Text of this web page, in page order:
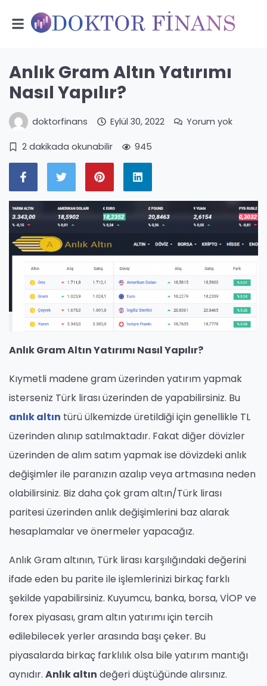
Anlık Gram Altın Yatırımı
Nasıl Yapılır?
doktorfinans Eylül 30, 2022 Yorum yok
2 dakikada okunabilir 945
Anlık Gram Altın Yatırımı Nasıl Yapılır?
Kıymetli madene gram üzerinden yatırım yapmak
isterseniz Türk lirası üzerinden de yapabilirsiniz. Bu
anlık altın türü ülkemizde üretildiği için genellikle TL
üzerinden alınıp satılmaktadır. Fakat diğer dövizler
üzerinden de alım satım yapmak ise dövizdeki anlık
değişimler ile paranızın azalıp veya artmasına neden
olabilirsiniz. Biz daha çok gram altın/Türk lirası
paritesi üzerinden anlık değişimlerini baz alarak
hesaplamalar ve önermeler yapacağız.
Anlık Gram altının, Türk lirası karşılığındaki değerini
ifade eden bu parite ile işlemlerinizi birkaç farklı
şekilde yapabilirsiniz. Kuyumcu, banka, borsa, VİOP ve
forex piyasası, gram altın yatırımı için tercih
edilebilecek yerler arasında başı çeker. Bu
piyasalarda birkaç farklılık olsa bile yatırım mantığı
aynıdır. Anlık altın değeri düştüğünde alırsınız.